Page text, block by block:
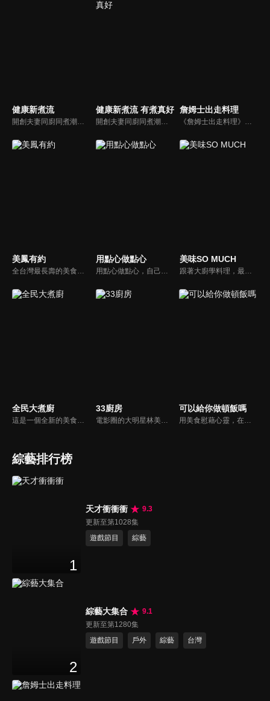
健康新煮流
開創夫妻同廚同煮潮流的KC夫婦，繼《健康醫食代》後，走出攝影棚，帶大家全台走透透，發掘上帝賞賜的美味食材，內容融合新加坡南洋風和客家純樸味，加上台灣獨特的閩南風情，互相激盪交織出的火花，打造出獨一無二的美食節目。
健康新煮流 有煮真好
開創夫妻同廚同煮潮流的KC夫婦，繼《健康醫食代》後，走出攝影棚，帶大家全台走透透，發掘上帝賞賜的美味食材，內容融合新加坡南洋風和客家純樸味，加上台灣獨特的閩南風情，互相激盪交織出的火花，打造出獨一無二的美食節目。
詹姆士出走料理
《詹姆士出走料理》以尋找詹姆士私廚菜單為節目主軸，為了尋找記憶中的美味料理，詹姆士將帶領大家探索市場，品嘗在地美味、尋訪料理達人，並在節目中展現特殊食材的處理方式、嘗試新的醬料或是新的料理作法，製作創意料理(料理教學)，最後在節目片尾時作出一道『詹姆士創意料理』。
美鳳有約
全台灣最長壽的美食節目《美鳯有約》魅力百分百！長達15年的播出時間，總是陪伴著許多婆婆媽媽們渡過一個輕鬆愉快的時光，精采內容您絕對不可錯過喔！
用點心做點心
用點心做點心，自己動手最開心！全台唯一以點心烘焙為主題的電視節目，邀請熱愛烘焙料理的你/妳，一起加入我們DIY各式各樣的點心。
美味SO MUCH
跟著大廚學料理，最強的料理小百科，美味SO MUCH！
全民大煮廚
這是一個全新的美食節目，將為您煮出台灣的好滋味，豐富、美味的畫面，傳遞「煮廚」對料理的用心，獨特的介紹方式，要你吃得更有創意、吃得更有趣！現今飲食已趨健康走向為主，「全民大煮廚」要用「輕食輕煙」讓你吃出健康與活力，並帶觀眾們從食材開始，想成為達人級的吃貨，走～我們從「煮」開始！
33廚房
電影圈的大明星林美秀首度跨足綜藝接主持棒，帶領駱進漢師傅以及黃景龍師傅大展廚藝與觀眾們一起美味上菜！
可以給你做頓飯嗎
用美食慰藉心靈，在飯桌上這個中國人最傳統的聊天場域打開素人物件心門；潛移默化地引出社會熱點話題，打造一檔有趣、有用、有意義的人文類真人秀。
綜藝排行榜
1
天才衝衝衝
9.3
更新至第1028集
遊戲節目
綜藝
2
綜藝大集合
9.1
更新至第1280集
遊戲節目
戶外 綜藝 台灣